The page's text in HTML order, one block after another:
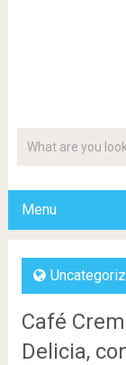
Menu
Café
Delicia,